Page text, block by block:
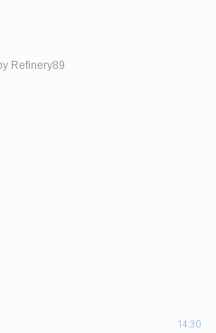
Refinery89
14:30